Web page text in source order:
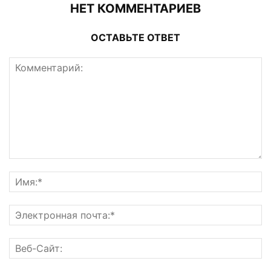
НЕТ КОММЕНТАРИЕВ
ОСТАВЬТЕ ОТВЕТ